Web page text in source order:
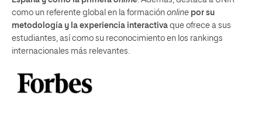
como un referente global en la formación online por su
metodología y la experiencia interactiva que ofrece a sus
estudiantes, así como su reconocimiento en los rankings
internacionales más relevantes.